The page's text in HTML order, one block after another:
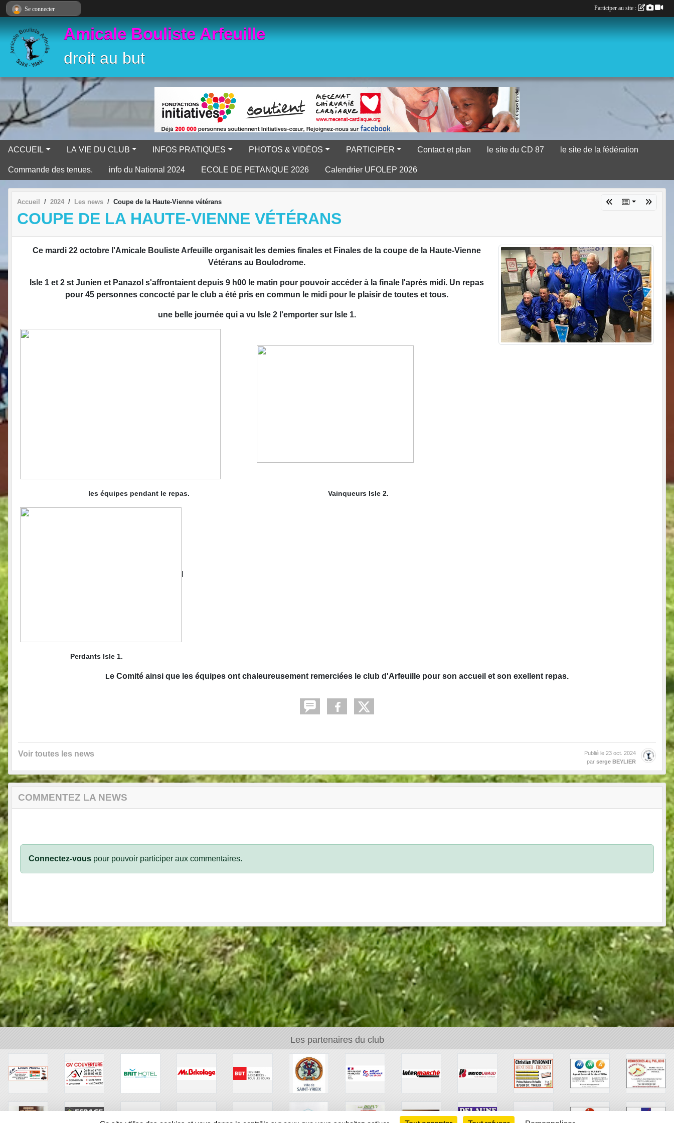
Amicale Bouliste Arfeuille
droit au but
ACCUEIL LA VIE DU CLUB INFOS PRATIQUES PHOTOS & VIDÉOS PARTICIPER Contact et plan le site du CD 87 le site de la fédération
Commande des tenues. info du National 2024 ECOLE DE PETANQUE 2026 Calendrier UFOLEP 2026
Accueil 2024 Les news Coupe de la Haute-Vienne vétérans
COUPE DE LA HAUTE-VIENNE VÉTÉRANS
Ce mardi 22 octobre l'Amicale Bouliste Arfeuille organisait les demies finales et Finales de la coupe de la Haute-Vienne
Vétérans au Boulodrome.
Isle 1 et 2 st Junien et Panazol s'affrontaient depuis 9 h00 le matin pour pouvoir accéder à la finale l'après midi. Un repas
pour 45 personnes concocté par le club a été pris en commun le midi pour le plaisir de toutes et tous.
une belle journée qui a vu Isle 2 l'emporter sur Isle 1.
les équipes pendant le repas. Vainqueurs Isle 2.
l
Perdants Isle 1.
Le Comité ainsi que les équipes ont chaleureusement remerciées le club d'Arfeuille pour son accueil et son exellent repas.
Voir toutes les news Publié le 23 oct. 2024
par serge BEYLIER
COMMENTEZ LA NEWS
Connectez-vous pour pouvoir participer aux commentaires.
Les partenaires du club
Se connecter Participer au site :
Panneau de gestion des cookies